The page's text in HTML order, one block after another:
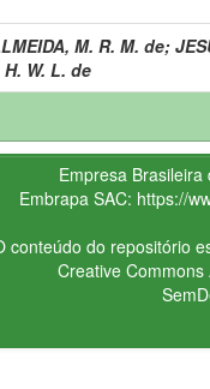
M. R. M. de;
H. W. L. de
Empresa
Embrapa SAC: https://
conteúdo do repositório
Creative Commons